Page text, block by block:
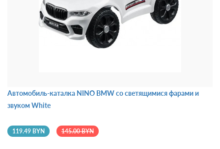
Автомобиль-каталка NINO BMW со светящимися фарами и
звуком White
119.49 BYN 145.00 BYN